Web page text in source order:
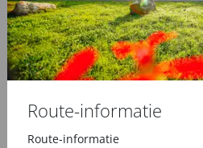
Route-informatie
Route-informatie